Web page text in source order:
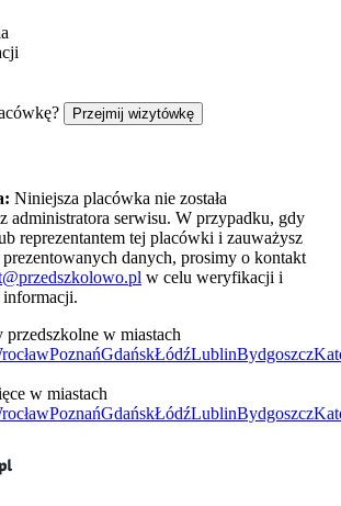
Przejmij wizytówkę
Niniejsza placówka nie została
administratora serwisu. W przypadku, gdy
reprezentantem tej placówki i zauważysz
danych, prosimy o kontakt
w celu weryfikacji i
w miastach
PoznańGdańskŁódźLublinBydgoszcz
w miastach
PoznańGdańskŁódźLublinBydgoszcz